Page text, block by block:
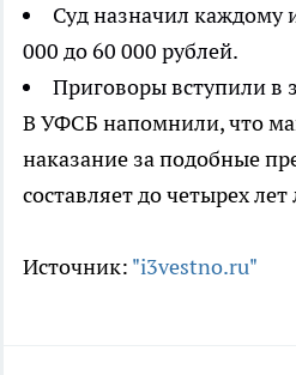
Суд назначил каждому
000 до 60 000 рублей.
Приговоры вступили в
В УФСБ напомнили, что
наказание за подобные
составляет до четырех
Источник: "i3vestno.ru"